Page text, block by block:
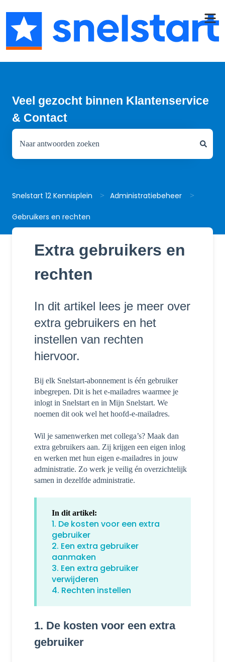
Veel gezocht binnen Klantenservice
& Contact
Snelstart 12 Kennisplein Administratiebeheer
Gebruikers en rechten
Extra gebruikers en
rechten
In dit artikel lees je meer over
extra gebruikers en het
instellen van rechten
hiervoor.
Bij elk Snelstart-abonnement is één gebruiker
inbegrepen. Dit is het e-mailadres waarmee je
inlogt in Snelstart en in Mijn Snelstart. We
noemen dit ook wel het hoofd-e-mailadres.
Wil je samenwerken met collega’s? Maak dan
extra gebruikers aan. Zij krijgen een eigen inlog
en werken met hun eigen e-mailadres in jouw
administratie. Zo werk je veilig én overzichtelijk
samen in dezelfde administratie.
In dit artikel:
1. De kosten voor een extra
gebruiker
2. Een extra gebruiker
aanmaken
3. Een extra gebruiker
verwijderen
4. Rechten instellen
1. De kosten voor een extra
gebruiker